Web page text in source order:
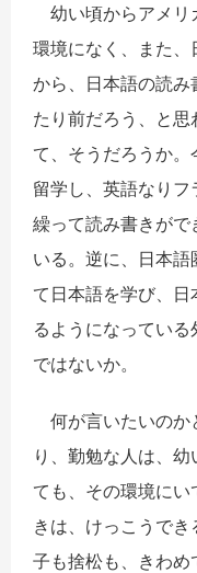
幼い頃からアメリ
環境になく、また
から、日本語の読み
たり前だろう、と
て、そうだろうか
留学し、英語なり
繰って読み書きがで
いる。逆に、日本
て日本語を学び、
るようになってい
ではないか。
何が言いたいのか
り、勤勉な人は、
ても、その環境に
きは、けっこうで
子も捨松も、きわめ